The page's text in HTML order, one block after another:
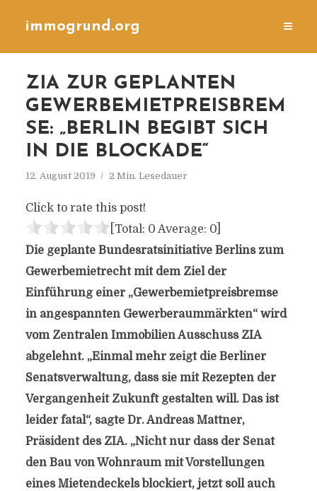
immogrund.org
ZIA ZUR GEPLANTEN
GEWERBEMIETPREISBREM
SE: „BERLIN BEGIBT SICH
IN DIE BLOCKADE“
12. August 2019 2 Min. Lesedauer
Click to rate this post!
[Total: 0 Average: 0]
Die geplante Bundesratsinitiative Berlins zum
Gewerbemietrecht mit dem Ziel der
Einführung einer „Gewerbemietpreisbremse
in angespannten Gewerberaummärkten“ wird
vom Zentralen Immobilien Ausschuss ZIA
abgelehnt. „Einmal mehr zeigt die Berliner
Senatsverwaltung, dass sie mit Rezepten der
Vergangenheit Zukunft gestalten will. Das ist
leider fatal“, sagte Dr. Andreas Mattner,
Präsident des ZIA. „Nicht nur dass der Senat
den Bau von Wohnraum mit Vorstellungen
eines Mietendeckels blockiert, jetzt soll auch